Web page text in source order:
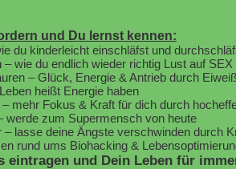
und Du lernst kennen:
du kinderleicht einschläfst und
– wie du endlich wieder richtig Lust auf
– Glück, Energie & Antrieb durch
heißt Energie haben
mehr Fokus & Kraft für dich durch
werde zum Supermensch von heute
lasse deine Ängste verschwinden durch
rund ums Biohacking &
eintragen und Dein Leben für